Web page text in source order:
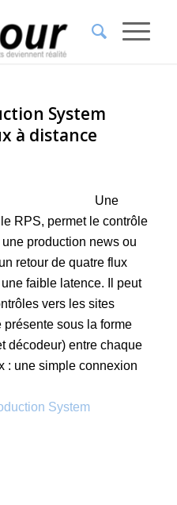
System
à distance
Une
RPS, permet le contrôle
production news ou
retour de quatre flux
faible latence. Il peut
vers les sites
sous la forme
décodeur) entre chaque
: une simple connexion
System